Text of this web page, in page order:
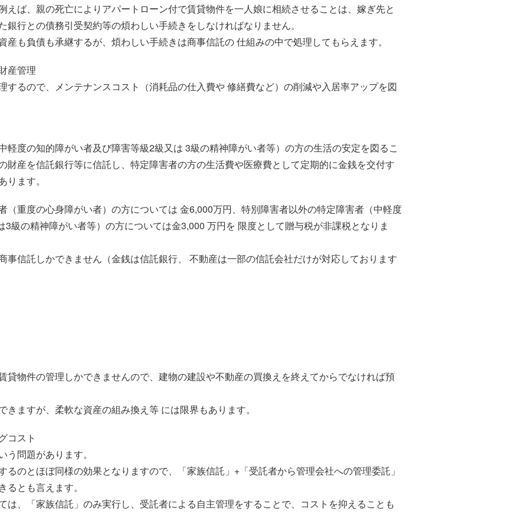
えば、親の死亡によりアパートローン付で賃貸物件を一人娘に相続させることは、嫁ぎ先と
行との債務引受契約等の煩わしい手続きをしなければなりません。
も負債も承継するが、煩わしい手続きは商事信託の 仕組みの中で処理してもらえます。
産管理
するので、メンテナンスコスト（消耗品の仕入費や 修繕費など）の削減や入居率アップを図
軽度の知的障がい者及び障害等級2級又は 3級の精神障がい者等）の方の生活の安定を図るこ
財産を信託銀行等に信託し、特定障害者の方の生活費や医療費として定期的に金銭を交付す
ます。
（重度の心身障がい者）の方については 金6,000万円、特別障害者以外の特定障害者（中軽度
級の精神障がい者等）の方については金3,000 万円を 限度として贈与税が非課税となりま
事信託しかできません（金銭は信託銀行、 不動産は一部の信託会社だけが対応しております
貸物件の管理しかできませんので、建物の建設や不動産の買換えを終えてからでなければ預
ますが、柔軟な資産の組み換え等 には限界もあります。
コスト
問題があります。
のとほぼ同様の効果となりますので、「家族信託」+「受託者から管理会社への管理委託」
とも言えます。
は、「家族信託」のみ実行し、受託者による自主管理をすることで、コストを抑えることも